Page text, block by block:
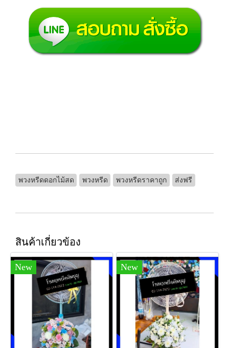
พวงหรีดดอกไม้สด พวงหรีด พวงหรีดราคาถูก ส่งฟรี
สินค้าเกี่ยวข้อง
New New